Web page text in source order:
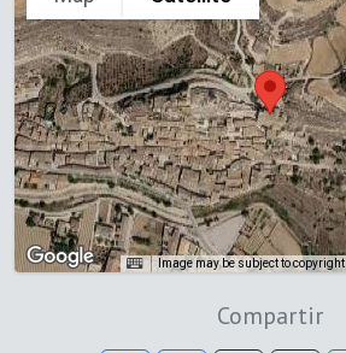
Image may be subject to copyright
Compartir